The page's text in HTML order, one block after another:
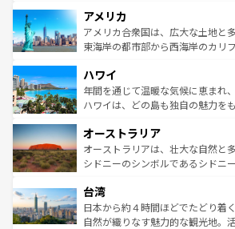
ンツ一覧を参照してほしい。
の建物がそのまま残る町や、スイ
博物館もあり、アルプス観光だけ
ことができる。国民の所得が高い
ば市内交通費無料で観光を楽しむことも
着のスイス情報はコンテンツ一覧
アメリカ
アメリカ合衆国は、広大な土地と
東海岸の都市部から西海岸のカリ
のような巨大都市は、観光、ショ
ンメントが詰まった刺激的なスポ
西部には大自然が広がり、グラン
部のニューオーリンズでは、音楽
文化が魅力。旅行者はアメリカの
しみながら、その多様性と豊かな
ならではの贅沢な旅のスタイルだ。 なお、新着のアメリカ
情報はコンテンツ一覧を参照して
ハワイ
年間を通じて温暖な気候に恵まれ
ハワイは、どの島も独自の魅力を
ワイ島は見逃せない。また、定番
島だが、静かな自然を求めるなら
おすすめ。エメラルドグリーンに
れるおもてなしの心で訪れる人々
人々、おいしいローカルフードや
ク、伝統的なフラダンスなど、す
オーストラリア
オーストラリアは、壮大な自然と
シドニーのシンボルであるシドニ
リアリーフや大陸中央部にそびえ
ク）、タスマニアの美しい原生林
ど、見どころがたくさん。また、
台湾
日本から約４時間ほどでたどり着
自然が織りなす魅力的な観光地。